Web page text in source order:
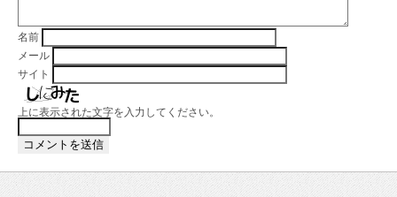
名前
メール
サイト
上に表示された文字を入力してください。